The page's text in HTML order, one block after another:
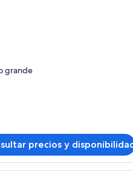
grande
precios y